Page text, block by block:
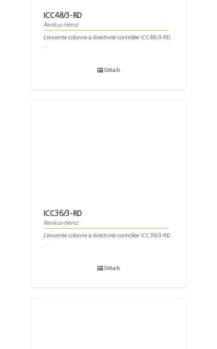
ICC48/3-RD
Renkus-Heinz
L’enceinte colonne à directivité contrôlée ICC48/3-RD .
. .
Détails
ICC36/3-RD
Renkus-Heinz
L’enceinte colonne à directivité contrôlée ICC36/3-RD .
. .
Détails